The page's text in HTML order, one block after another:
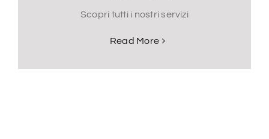
Scopri tutti i nostri servizi
Read More